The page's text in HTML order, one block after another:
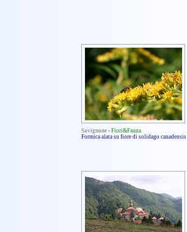
Savignone - Fiori&Fauna
Formica alata su fiore di solidago canadensis